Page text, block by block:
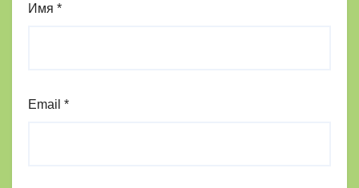
Имя *
Email *